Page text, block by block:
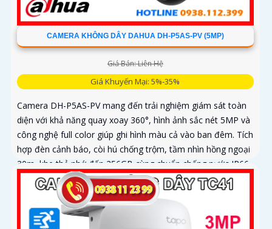
CAMERA KHÔNG DÂY DAHUA DH-P5AS-PV (5MP)
Giá Bán: Liên Hệ
Giá Khuyến Mại: 5%-35%
Camera DH-P5AS-PV mang đến trải nghiệm giám sát toàn
diện với khả năng quay xoay 360°, hình ảnh sắc nét 5MP và
công nghệ full color giúp ghi hình màu cả vào ban đêm. Tích
hợp đèn cảnh báo, còi hú chống trộm, tầm nhìn hồng ngoại
30m, khe thẻ nhớ đến 256GB cùng chuẩn chống nước IP66
camera hoạt động ổn định trong mọi điều kiện